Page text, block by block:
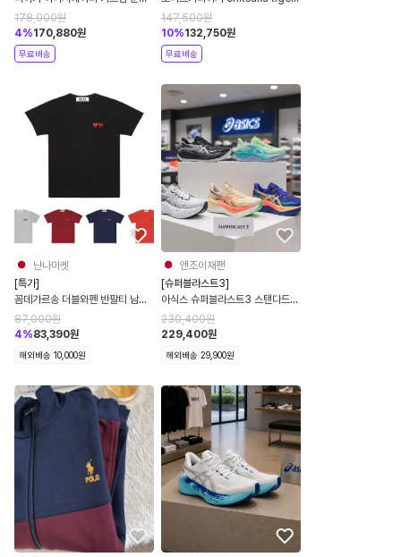
화 공용 옐로우 IO7609-101
178,000원
4%170,880원
무료배송
런스파크 크림 라이트 블루 공용 7
컬러 1183B480-250
147,500원
10%132,750원
무료배송
난나마켓
[특가]
꼼데가르송 더블와펜 반팔티 남녀
공용 5컬러 쇼핑백 AX-T226-
051
87,000원
4%83,390원
해외배송 10,000원
앤조이재팬
[슈퍼블라스트3]
아식스 슈퍼블라스트3 스탠다드
런닝화 카본 레이싱화 남녀공용
1013A177
230,400원
229,400원
해외배송 29,900원